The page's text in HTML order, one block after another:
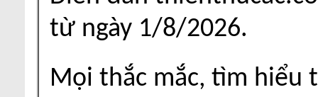
từ ngày 1/8/2026.
Mọi thắc mắc, tìm hiểu